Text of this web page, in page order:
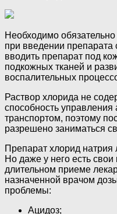
Необходимо
при введении
вводить препарат под
подкожных тканей и
воспалительных
Раствор хлорида не
способность
транспортом, поэтому
разрешено заниматься
Препарат хлорид натрия
Но даже у него есть
длительном приеме
назначенной врачом
проблемы:
Ацидоз;